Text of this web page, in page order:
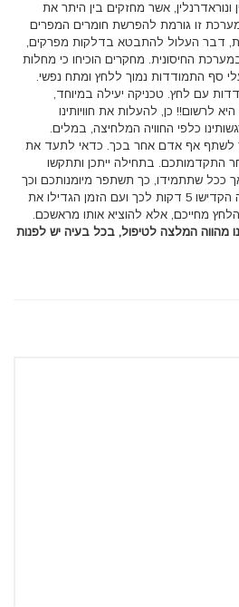
ונוראדרנלין, אשר מחזקים בין היתר את
זו גורמת להפרשת חומרים המפרים
דבר העלול להתבטא בדלקות מפרקים,
החיסונית. מחקרים הוכיחו כי מחלות
סף התמודדות נמוך ללחץ ומתח נפשי.
עם לחץ. טכניקה יעילה במיוחד,
לרשום!! כן, להעלות את חוויותינו
כלפי החוויה המלחיצה, במלים.
לשתף אף אדם אחר בכך. כדאי לתעד את
התקדמותכם. בתחילה ייתכן ותתקשו
ככל שתתמידו, כך תשתפר מיומנותכם וכך
גם הרגשתכם הכללית. בתחילה הקדישו 5 דקות לכך ועם הזמן הגדילו את
מחייכם, אלא להוציא אותו מראשכם.
מהווה המלצה לטיפול, בכל בעיה יש לפנות